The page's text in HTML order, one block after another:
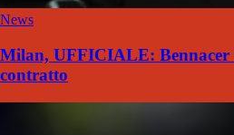
News
Milan, UFFICIALE: Bennacer
contratto